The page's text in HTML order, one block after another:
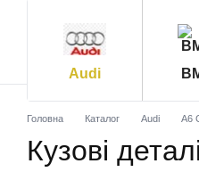
Audi
Головна Каталог Audi A6
Кузові деталі